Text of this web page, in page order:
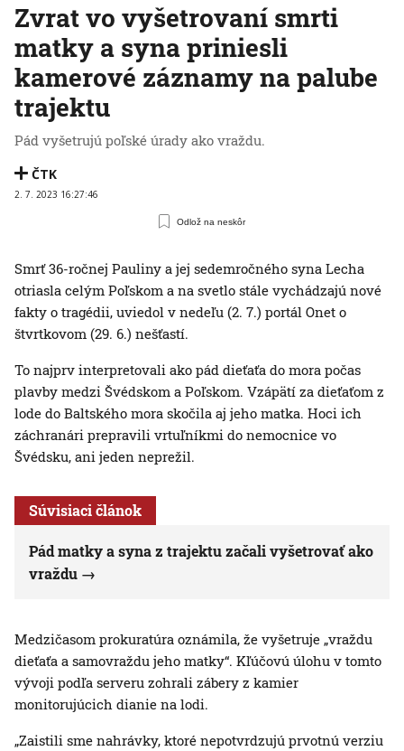
Zvrat vo vyšetrovaní smrti
matky a syna priniesli
kamerové záznamy na palube
trajektu
Pád vyšetrujú poľské úrady ako vraždu.
ČTK
2. 7. 2023 16:27:46
Odlož na neskôr
Smrť 36-ročnej Pauliny a jej sedemročného syna Lecha
otriasla celým Poľskom a na svetlo stále vychádzajú nové
fakty o tragédii, uviedol v nedeľu (2. 7.) portál Onet o
štvrtkovom (29. 6.) nešťastí.
To najprv interpretovali ako pád dieťaťa do mora počas
plavby medzi Švédskom a Poľskom. Vzápätí za dieťaťom z
lode do Baltského mora skočila aj jeho matka. Hoci ich
záchranári prepravili vrtuľníkmi do nemocnice vo
Švédsku, ani jeden neprežil.
Súvisiaci článok
Pád matky a syna z trajektu začali vyšetrovať ako
vraždu
Medzičasom prokuratúra oznámila, že vyšetruje „vraždu
dieťaťa a samovraždu jeho matky“. Kľúčovú úlohu v tomto
vývoji podľa serveru zohrali zábery z kamier
monitorujúcich dianie na lodi.
„Zaistili sme nahrávky, ktoré nepotvrdzujú prvotnú verziu